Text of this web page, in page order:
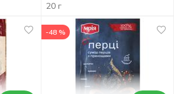
20 г
-48 %